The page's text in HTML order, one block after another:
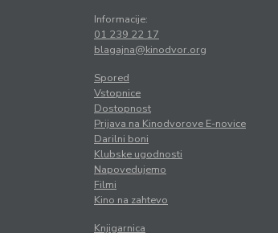
Informacije:
01 239 22 17
blagajna@kinodvor.org
Spored
Vstopnice
Dostopnost
Prijava na Kinodvorove E-novice
Darilni boni
Klubske ugodnosti
Napovedujemo
Filmi
Kino na zahtevo
Knjigarnica